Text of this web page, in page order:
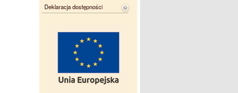
Deklaracja dostępności